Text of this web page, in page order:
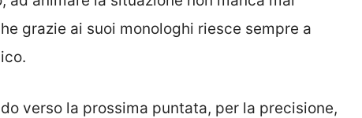
grazie ai suoi monologhi riesce sempre a
verso la prossima puntata, per la precisione,